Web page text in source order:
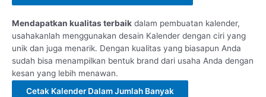
Mendapatkan kualitas terbaik dalam pembuatan kalender,
usahakanlah menggunakan desain Kalender dengan ciri yang
unik dan juga menarik. Dengan kualitas yang biasapun Anda
sudah bisa menampilkan bentuk brand dari usaha Anda dengan
kesan yang lebih menawan.
Cetak Kalender Dalam Jumlah Banyak